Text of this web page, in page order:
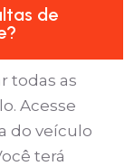
de
todas as
Acesse
do veículo
terá